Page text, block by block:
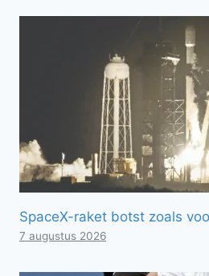
SpaceX-raket botst zoals
7 augustus 2026